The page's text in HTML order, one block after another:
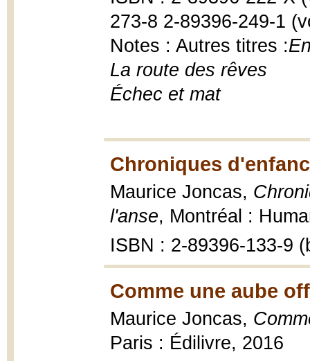
273-8 2-89396-249-1
Notes : Autres titres :
La route des rêves
Échec et mat
Chroniques
Maurice Joncas,
l'anse, Montréal :
ISBN : 2-89396-133-9
Comme une aube
Maurice Joncas,
Paris : Édilivre, 2016